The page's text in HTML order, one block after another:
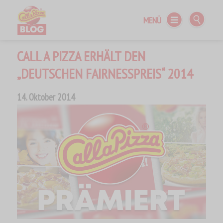
Call a Pizza BLOG
MENÜ
CALL A PIZZA ERHÄLT DEN
„DEUTSCHEN FAIRNESSPREIS“ 2014
14. Oktober 2014